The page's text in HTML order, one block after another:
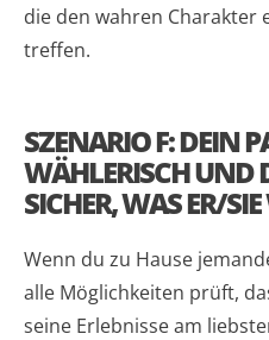
die den wahren Charakter
treffen.
SZENARIO F: DEIN
WÄHLERISCH UND
SICHER, WAS ER/
Wenn du zu Hause
alle Möglichkeiten prüft,
seine Erlebnisse am